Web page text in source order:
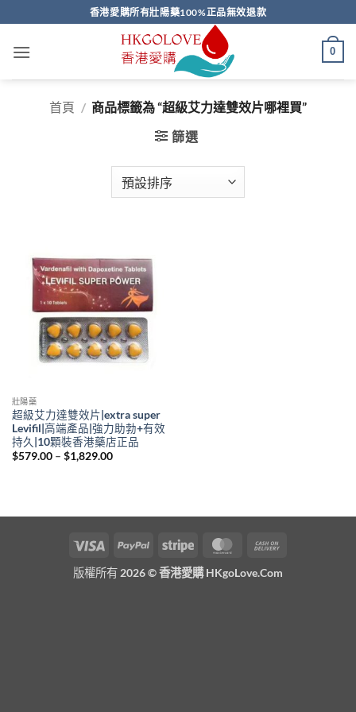
to
content
香港愛購所有壯陽藥100%正品無效退款
0
首頁 / 商品標籤為 “超級艾力達雙效片哪裡買”
篩選
壯陽藥
超級艾力達雙效片|extra super
Levifil|高端產品|強力助勃+有效
持久|10顆裝香港藥店正品
$579.00 – $1,829.00Price
Visa PayPal Stripe MasterCard
版權所有 2026 ©香港愛購 HKgoLove.Com